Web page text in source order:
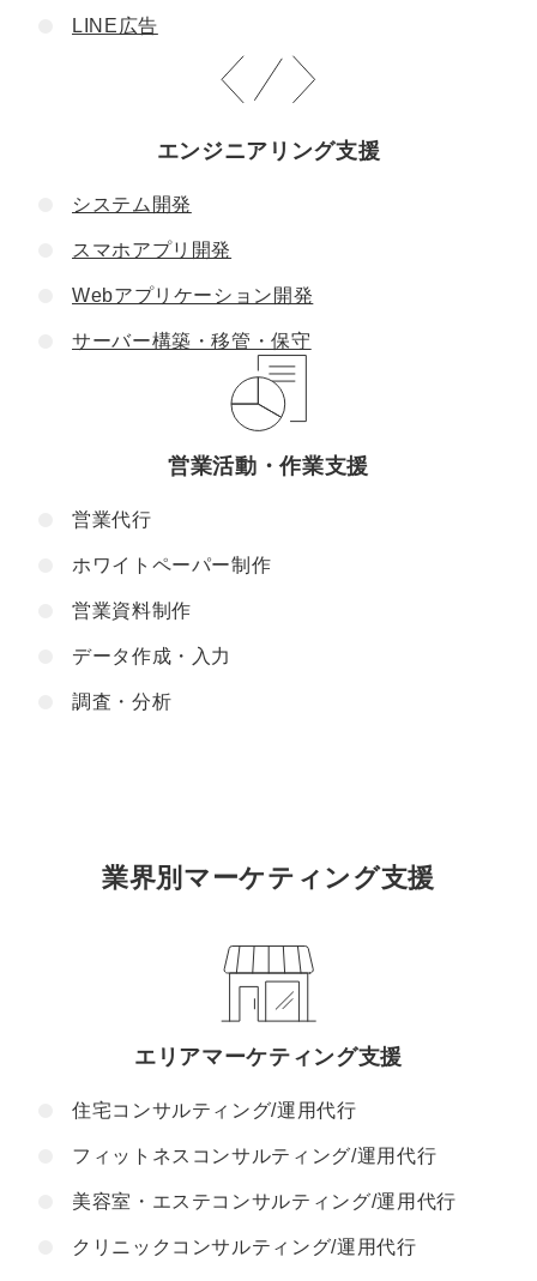
LINE広告
エンジニアリング支援
システム開発
スマホアプリ開発
Webアプリケーション開発
サーバー構築・移管・保守
営業活動・作業支援
営業代行
ホワイトペーパー制作
営業資料制作
データ作成・入力
調査・分析
業界別マーケティング支援
エリアマーケティング支援
住宅コンサルティング/運用代行
フィットネスコンサルティング/運用代行
美容室・エステコンサルティング/運用代行
クリニックコンサルティング/運用代行